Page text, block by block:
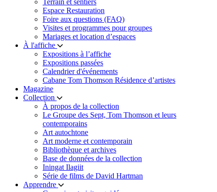
Terrain et sentiers
Espace Restauration
Foire aux questions (FAQ)
Visites et programmes pour groupes
Mariages et location d’espaces
À l'affiche
Expositions à l’affiche
Expositions passées
Calendrier d'événements
Cabane Tom Thomson Résidence d’artistes
Magazine
Collection
À propos de la collection
Le Groupe des Sept, Tom Thomson et leurs
contemporains
Art autochtone
Art moderne et contemporain
Bibliothèque et archives
Base de données de la collection
Iningat Ilagiit
Série de films de David Hartman
Apprendre